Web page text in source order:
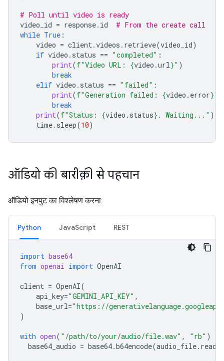
# Poll until video is ready
video_id = response. id
# From the create call
while True :
video = client.videos . retrieve(video_id)
if video . status == "completed" :
print(f"Video URL: {video .url}" )
break
elif video . status == "failed" :
print(f"Generation failed: {video . error}"
break
print(f"Status: {video . status} . Waiting..." )
time. sleep(10)
ऑडियो की बारीक़ी से पहचान
ऑडियो इनपुट का विश्लेषण करना:
Python JavaScript REST
import base64
from openai import OpenAI
client = OpenAI(
api_key="GEMINI_API_KEY" ,
base_url="https://
)
with open( "/path/to/your/audio/file.wav" , "rb" ) as
base64_audio = base64.b64encode(audio_file. read